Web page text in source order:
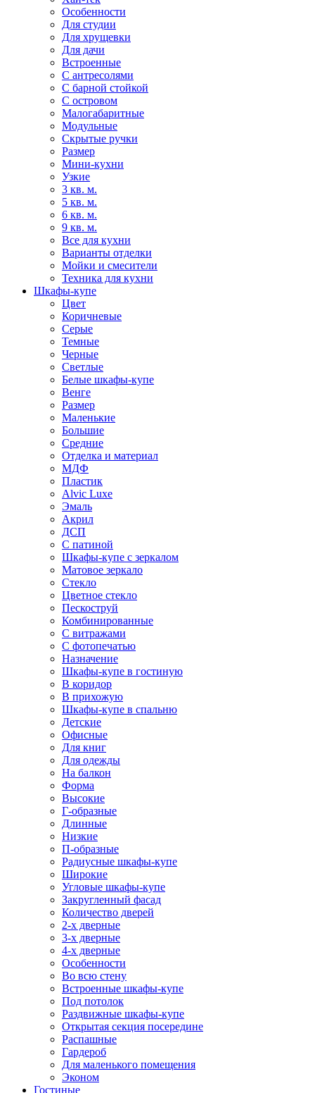
Особенности
Для студии
Для хрущевки
Для дачи
Встроенные
С антресолями
С барной стойкой
С островом
Малогабаритные
Модульные
Скрытые ручки
Размер
Мини-кухни
Узкие
3 кв. м.
5 кв. м.
6 кв. м.
9 кв. м.
Все для кухни
Варианты отделки
Мойки и смесители
Техника для кухни
Шкафы-купе
Цвет
Коричневые
Серые
Темные
Черные
Светлые
Белые шкафы-купе
Венге
Размер
Маленькие
Большие
Средние
Отделка и материал
МДФ
Пластик
Alvic Luxe
Эмаль
Акрил
ДСП
С патиной
Шкафы-купе с зеркалом
Матовое зеркало
Стекло
Цветное стекло
Пескоструй
Комбинированные
С витражами
С фотопечатью
Назначение
Шкафы-купе в гостиную
В коридор
В прихожую
Шкафы-купе в спальню
Детские
Офисные
Для книг
Для одежды
На балкон
Форма
Высокие
Г-образные
Длинные
Низкие
П-образные
Радиусные шкафы-купе
Широкие
Угловые шкафы-купе
Закругленный фасад
Количество дверей
2-х дверные
3-х дверные
4-х дверные
Особенности
Во всю стену
Встроенные шкафы-купе
Под потолок
Раздвижные шкафы-купе
Открытая секция посередине
Распашные
Гардероб
Для маленького помещения
Эконом
Гостиные